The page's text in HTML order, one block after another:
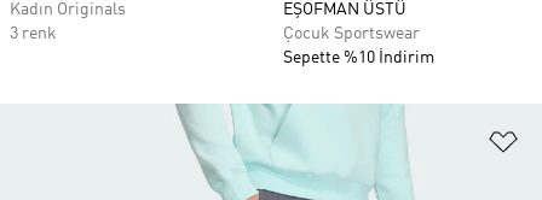
Kadın Originals
3 renk
EŞOFMAN ÜSTÜ
Çocuk Sportswear
Sepette %10 İndirim